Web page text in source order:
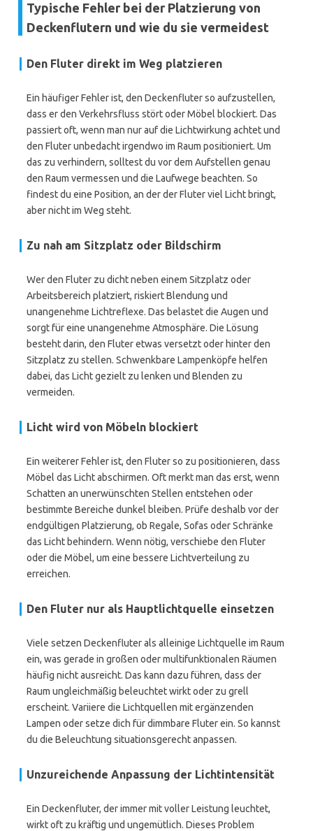
Typische Fehler bei der Platzierung von
Deckenflutern und wie du sie vermeidest
Den Fluter direkt im Weg platzieren
Ein häufiger Fehler ist, den Deckenfluter so aufzustellen,
dass er den Verkehrsfluss stört oder Möbel blockiert. Das
passiert oft, wenn man nur auf die Lichtwirkung achtet und
den Fluter unbedacht irgendwo im Raum positioniert. Um
das zu verhindern, solltest du vor dem Aufstellen genau
den Raum vermessen und die Laufwege beachten. So
findest du eine Position, an der der Fluter viel Licht bringt,
aber nicht im Weg steht.
Zu nah am Sitzplatz oder Bildschirm
Wer den Fluter zu dicht neben einem Sitzplatz oder
Arbeitsbereich platziert, riskiert Blendung und
unangenehme Lichtreflexe. Das belastet die Augen und
sorgt für eine unangenehme Atmosphäre. Die Lösung
besteht darin, den Fluter etwas versetzt oder hinter den
Sitzplatz zu stellen. Schwenkbare Lampenköpfe helfen
dabei, das Licht gezielt zu lenken und Blenden zu
vermeiden.
Licht wird von Möbeln blockiert
Ein weiterer Fehler ist, den Fluter so zu positionieren, dass
Möbel das Licht abschirmen. Oft merkt man das erst, wenn
Schatten an unerwünschten Stellen entstehen oder
bestimmte Bereiche dunkel bleiben. Prüfe deshalb vor der
endgültigen Platzierung, ob Regale, Sofas oder Schränke
das Licht behindern. Wenn nötig, verschiebe den Fluter
oder die Möbel, um eine bessere Lichtverteilung zu
erreichen.
Den Fluter nur als Hauptlichtquelle einsetzen
Viele setzen Deckenfluter als alleinige Lichtquelle im Raum
ein, was gerade in großen oder multifunktionalen Räumen
häufig nicht ausreicht. Das kann dazu führen, dass der
Raum ungleichmäßig beleuchtet wirkt oder zu grell
erscheint. Variiere die Lichtquellen mit ergänzenden
Lampen oder setze dich für dimmbare Fluter ein. So kannst
du die Beleuchtung situationsgerecht anpassen.
Unzureichende Anpassung der Lichtintensität
Ein Deckenfluter, der immer mit voller Leistung leuchtet,
wirkt oft zu kräftig und ungemütlich. Dieses Problem